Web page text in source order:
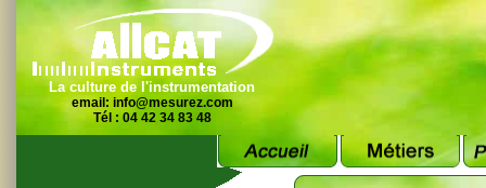
La culture de l'instrumentation
email: info@mesurez.com
Tél : 04 42 34 83 48